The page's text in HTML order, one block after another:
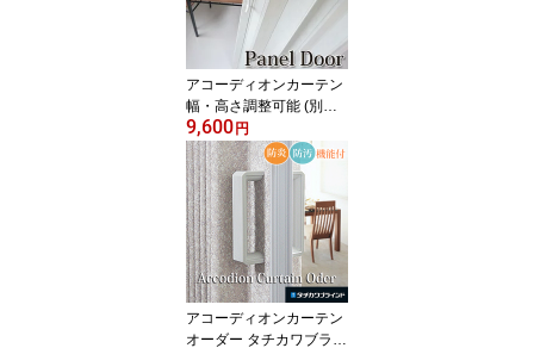
アコーディオンカーテン
幅・高さ調整可能 (別売
オプション) ラビート 窓
無 パネルドア 【幅100c
m×高176cm】 間仕切り
アコーディオンドア アコ
ーディオンカーテン 【代
引不可】
9,600円
アコーディオンカーテン
オーダー タチカワブライ